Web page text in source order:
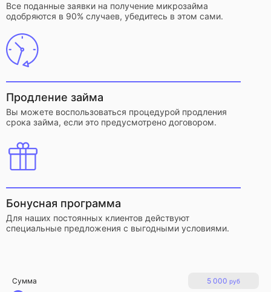
Все поданные заявки на получение микрозайма
одобряются в 90% случаев, убедитесь в этом сами.
Продление займа
Вы можете воспользоваться процедурой продления
срока займа, если это предусмотрено договором.
Бонусная программа
Для наших постоянных клиентов действуют
специальные предложения с выгодными условиями.
5 000 руб
Сумма